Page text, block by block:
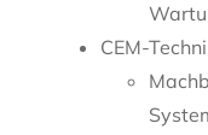
CEM-